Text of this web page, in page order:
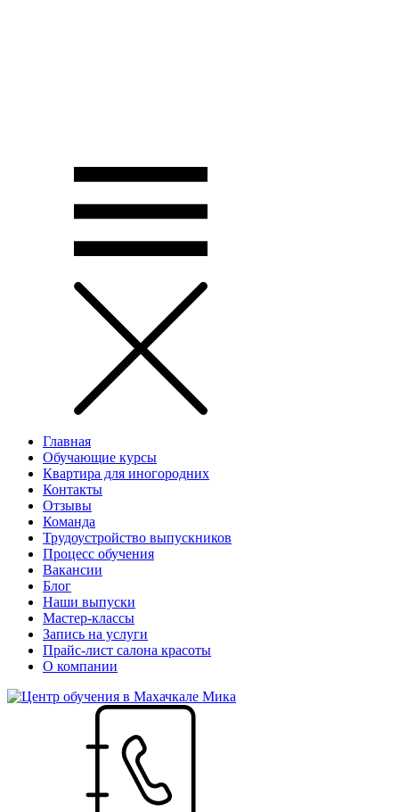
Главная
Обучающие курсы
Квартира для иногородних
Контакты
Отзывы
Команда
Трудоустройство выпускников
Процесс обучения
Вакансии
Блог
Наши выпуски
Мастер-классы
Запись на услуги
Прайс-лист салона красоты
О компании